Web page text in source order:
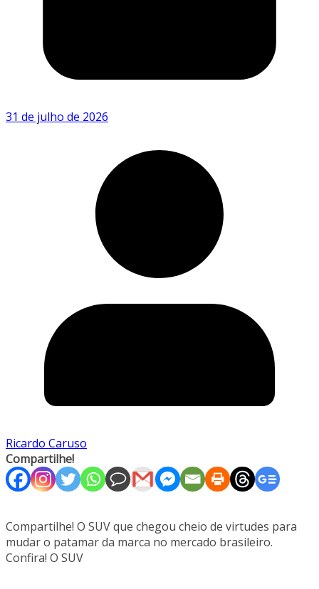
31 de julho de 2026
Ricardo Caruso
Compartilhe!
Compartilhe! O SUV que chegou cheio de virtudes para
mudar o patamar da marca no mercado brasileiro.
Confira! O SUV